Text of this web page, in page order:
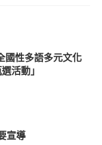
國性多語多元文化
活動」
宣導